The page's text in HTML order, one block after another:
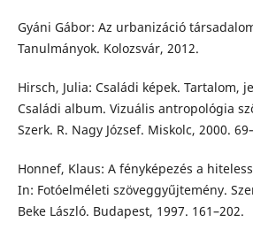
Gyáni Gábor: Az urbanizáció
Tanulmányok. Kolozsvár, 2012.
Hirsch, Julia: Családi képek. Tartalom,
Családi album. Vizuális antropológia
Szerk. R. Nagy József. Miskolc, 2000.
Honnef, Klaus: A fényképezés a
In: Fotóelméleti szöveggyűjtemény.
Beke László. Budapest, 1997. 161–202.